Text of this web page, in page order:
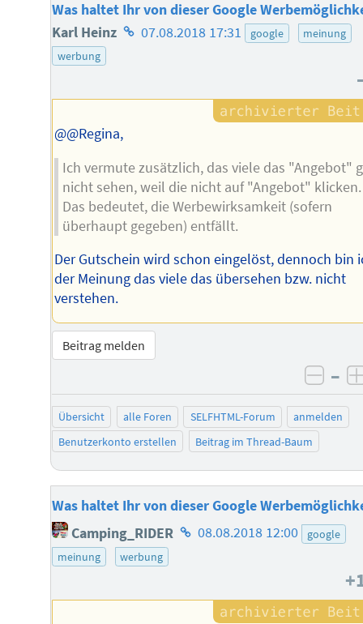
Was haltet Ihr von dieser Google
Karl Heinz Homepage
07.08.2018 17:31 google
meinung
werbung
@@Regina,
Ich vermute zusätzlich, das viele das "Angebot"
nicht sehen, weil die nicht auf "Angebot" klicken.
Das bedeutet, die Werbewirksamkeit (sofern
überhaupt gegeben) entfällt.
Der Gutschein wird schon eingelöst, dennoch bin
der Meinung das viele das übersehen bzw. nicht
verstehen.
Beitrag melden
–
Übersicht alle Foren SELFHTML-Forum
anmelden
Benutzerkonto erstellen
Beitrag im Thread-Baum
Was haltet Ihr von dieser Google
Camping_RIDER Homepage
08.08.2018 12:00
google
meinung
werbung